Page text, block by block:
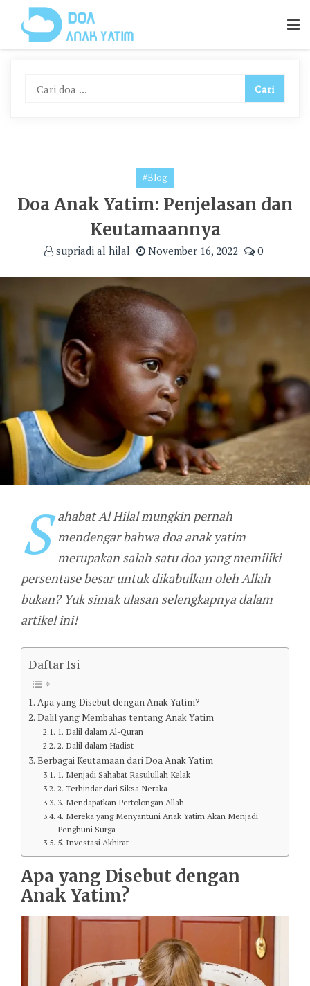
Content
#Blog
Doa Anak Yatim: Penjelasan dan
Keutamaannya
supriadi al hilal November 16, 2022 0
S ahabat Al Hilal mungkin pernah
mendengar bahwa doa anak yatim
merupakan salah satu doa yang memiliki
persentase besar untuk dikabulkan oleh Allah
bukan? Yuk simak ulasan selengkapnya dalam
artikel ini!
Daftar Isi
Apa yang Disebut dengan Anak Yatim?
Dalil yang Membahas tentang Anak Yatim
1. Dalil dalam Al-Quran
2. Dalil dalam Hadist
Berbagai Keutamaan dari Doa Anak Yatim
1. Menjadi Sahabat Rasulullah Kelak
2. Terhindar dari Siksa Neraka
3. Mendapatkan Pertolongan Allah
4. Mereka yang Menyantuni Anak Yatim Akan Menjadi
Penghuni Surga
5. Investasi Akhirat
Apa yang Disebut dengan
Anak Yatim?